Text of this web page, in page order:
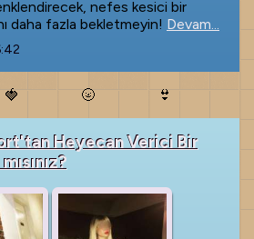
nefes kesici bir
daha fazla bekletmeyin! Devam...
🍓 🌝 👙
Heyecan Verici Bir